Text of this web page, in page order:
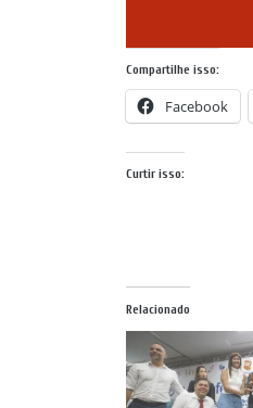
Compartilhe isso:
Facebook
Curtir isso:
Relacionado